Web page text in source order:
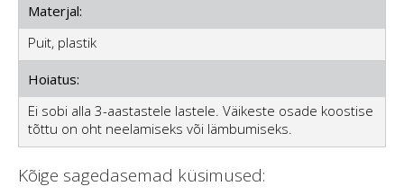
Materjal:
Puit, plastik
Hoiatus:
Ei sobi alla 3-aastastele lastele. Väikeste osade koostise
tõttu on oht neelamiseks või lämbumiseks.
Kõige sagedasemad küsimused: